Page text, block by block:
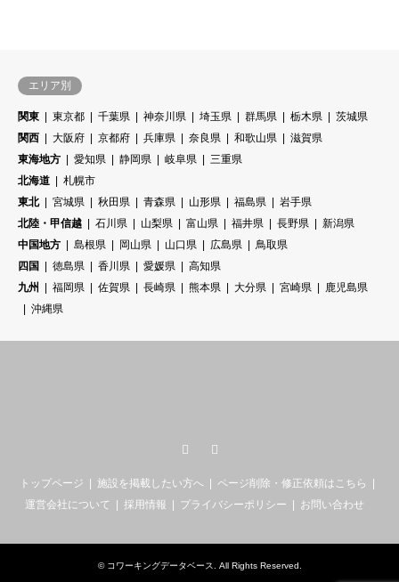
エリア別
関東 東京都 千葉県 神奈川県 埼玉県 群馬県 栃木県
茨城県
関西
大阪府 京都府 兵庫県 奈良県 和歌山県
滋賀県
東海地方
愛知県 静岡県 岐阜県
三重県
北海道
札幌市
東北
宮城県 秋田県 青森県 山形県 福島県
岩手県
北陸・甲信越
石川県 山梨県 富山県 福井県 長野県
新潟県
中国地方
島根県 岡山県 山口県 広島県
鳥取県
四国
徳島県 香川県 愛媛県
高知県
九州
福岡県 佐賀県 長崎県 熊本県 大分県 宮崎県
鹿児島県
沖縄県
トップページ 施設を掲載したい方へ
ページ削除・修正依頼はこちら
運営会社について
採用情報 プライバシーポリシー お問い合わせ
© コワーキングデータベース . All Rights Reserved.